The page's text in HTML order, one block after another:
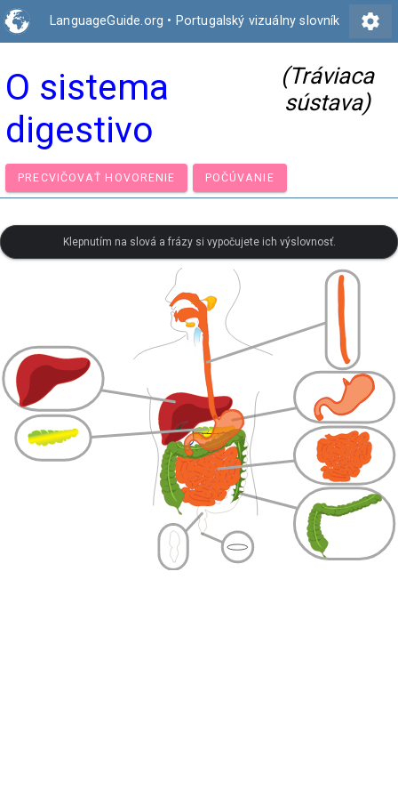
LanguageGuide.org • Portugalský vizuálny slovník settings
O sistema
digestivo
(Tráviaca
sústava)
PRECVIČOVAŤ HOVORENIE POČÚVANIE
Klepnutím na slová a frázy si vypočujete ich výslovnosť.